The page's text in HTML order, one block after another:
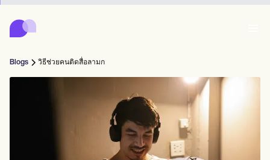
Carepatron
Product
การจัดตารางเวลา
พอร์ทัลคนไข้
บันทึกสุขภาพ
การเรียกเก็บเงิน
Blogs วิธีช่วยคนติดสื่อลามก